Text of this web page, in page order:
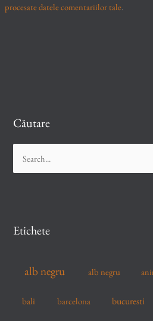
procesate datele comentariilor tale.
Căutare
e
h
Etichete
alb negru alb negru
bali barcelona bucuresti